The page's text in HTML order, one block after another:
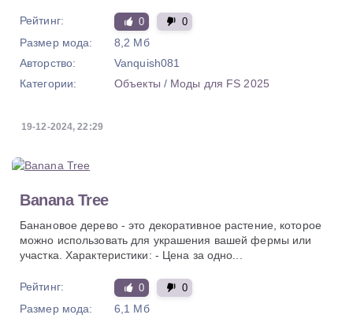
Рейтинг: 0 0
Размер мода:
8,2 Мб
Авторство:
Vanquish081
Категории:
Объекты / Моды для FS 2025
19-12-2024, 22:29
Banana Tree
Банановое дерево - это декоративное растение, которое
можно использовать для украшения вашей фермы или
участка. Характеристики: - Цена за одно...
Рейтинг: 0 0
Размер мода:
6,1 Мб